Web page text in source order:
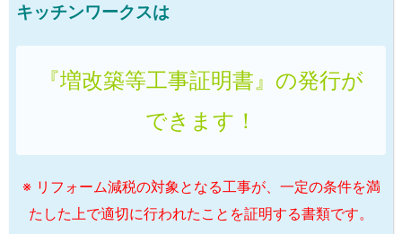
キッチンワークスは
『増改築等工事証明書』の発行が
できます！
※ リフォーム減税の対象となる工事が、一定の条件を満
たした上で適切に行われたことを証明する書類です。